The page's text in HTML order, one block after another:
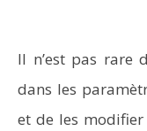
Il n’est pas rare
dans les
et de les